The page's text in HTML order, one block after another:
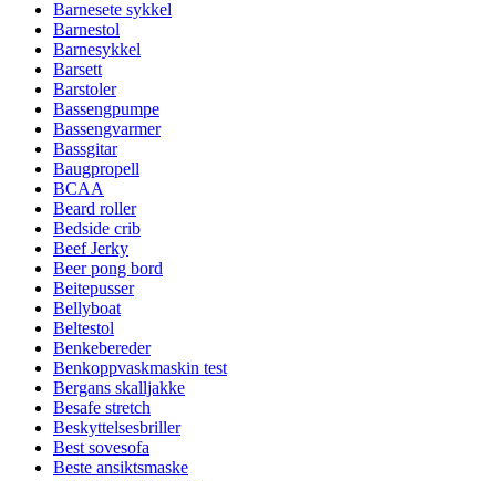
Barnesete sykkel
Barnestol
Barnesykkel
Barsett
Barstoler
Bassengpumpe
Bassengvarmer
Bassgitar
Baugpropell
BCAA
Beard roller
Bedside crib
Beef Jerky
Beer pong bord
Beitepusser
Bellyboat
Beltestol
Benkebereder
Benkoppvaskmaskin test
Bergans skalljakke
Besafe stretch
Beskyttelsesbriller
Best sovesofa
Beste ansiktsmaske